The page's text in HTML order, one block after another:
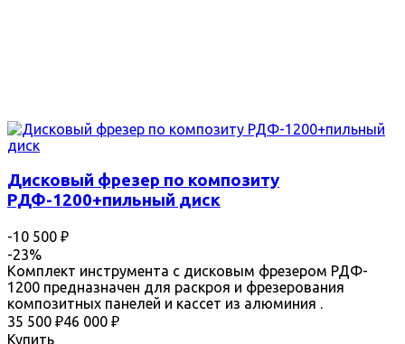
Дисковый фрезер по композиту
РДФ-1200+пильный диск
-10 500 ₽
-23%
Комплект инструмента с дисковым фрезером РДФ-
1200 предназначен для раскроя и фрезерования
композитных панелей и кассет из алюминия .
35 500 ₽46 000 ₽
Купить